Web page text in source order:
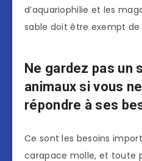
d’aquariophilie et les
sable doit être exempt
Ne gardez pas un
animaux si vous
répondre à ses
Ce sont les besoins
carapace molle, et toute